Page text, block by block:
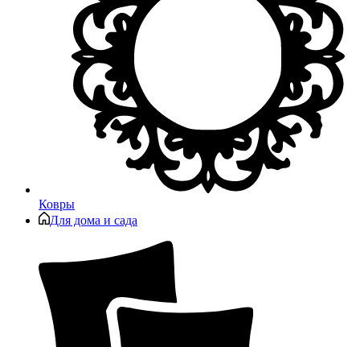
Ковры
Для дома и сада